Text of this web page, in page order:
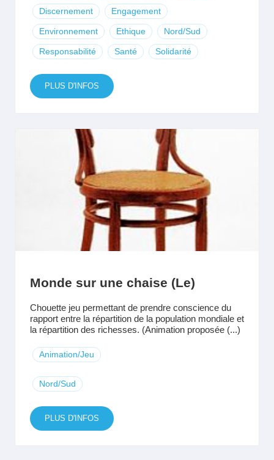
Discernement Engagement
Environnement Ethique Nord/Sud
Responsabilité Santé Solidarité
PLUS D'INFOS
Monde sur une chaise (Le)
Chouette jeu permettant de prendre conscience du
rapport entre la répartition de la population mondiale et
la répartition des richesses. (Animation proposée (...)
Animation/Jeu
Nord/Sud
PLUS D'INFOS